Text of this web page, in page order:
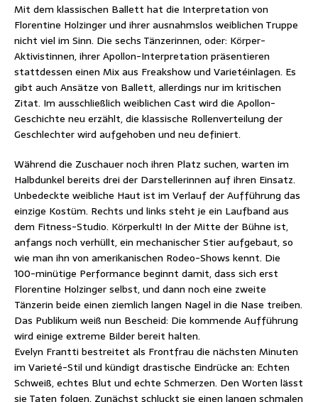
Mit dem klassischen Ballett hat die Interpretation von
Florentine Holzinger und ihrer ausnahmslos weiblichen Truppe
nicht viel im Sinn. Die sechs Tänzerinnen, oder: Körper-
Aktivistinnen, ihrer Apollon-Interpretation präsentieren
stattdessen einen Mix aus Freakshow und Varietéinlagen. Es
gibt auch Ansätze von Ballett, allerdings nur im kritischen
Zitat. Im ausschließlich weiblichen Cast wird die Apollon-
Geschichte neu erzählt, die klassische Rollenverteilung der
Geschlechter wird aufgehoben und neu definiert.
Während die Zuschauer noch ihren Platz suchen, warten im
Halbdunkel bereits drei der Darstellerinnen auf ihren Einsatz.
Unbedeckte weibliche Haut ist im Verlauf der Aufführung das
einzige Kostüm. Rechts und links steht je ein Laufband aus
dem Fitness-Studio. Körperkult! In der Mitte der Bühne ist,
anfangs noch verhüllt, ein mechanischer Stier aufgebaut, so
wie man ihn von amerikanischen Rodeo-Shows kennt. Die
100-minütige Performance beginnt damit, dass sich erst
Florentine Holzinger selbst, und dann noch eine zweite
Tänzerin beide einen ziemlich langen Nagel in die Nase treiben.
Das Publikum weiß nun Bescheid: Die kommende Aufführung
wird einige extreme Bilder bereit halten.
Evelyn Frantti bestreitet als Frontfrau die nächsten Minuten
im Varieté-Stil und kündigt drastische Eindrücke an: Echten
Schweiß, echtes Blut und echte Schmerzen. Den Worten lässt
sie Taten folgen. Zunächst schluckt sie einen langen schmalen